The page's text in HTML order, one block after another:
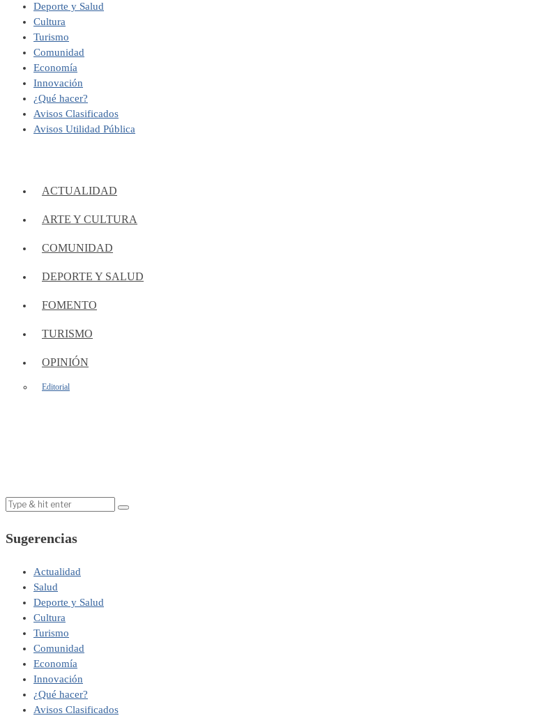
Deporte y Salud
Cultura
Turismo
Comunidad
Economía
Innovación
¿Qué hacer?
Avisos Clasificados
Avisos Utilidad Pública
ACTUALIDAD
ARTE Y CULTURA
COMUNIDAD
DEPORTE Y SALUD
FOMENTO
TURISMO
OPINIÓN
Editorial
Sugerencias
Actualidad
Salud
Deporte y Salud
Cultura
Turismo
Comunidad
Economía
Innovación
¿Qué hacer?
Avisos Clasificados